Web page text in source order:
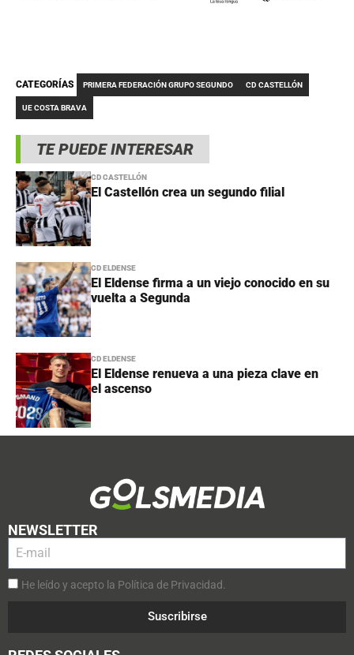
TE PUEDE INTERESAR
CD CASTELLÓN
El Castellón crea un segundo filial
CD ELDENSE
El Eldense firma a un viejo conocido en su
vuelta a Segunda
CD ELDENSE
El Eldense renueva a una pieza clave en
el ascenso
CATEGORÍAS PRIMERA FEDERACIÓN GRUPO SEGUNDO CD CASTELLÓN
UE COSTA BRAVA
NEWSLETTER
He leído y acepto la Política de Privacidad.
Suscribirse